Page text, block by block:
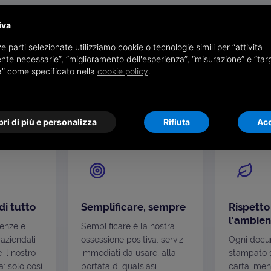
che guida ogni nostra
che si ritrovano in ogni soluzione che
tutto
e
il nostro
solo così
Semplificare, sempre
Semplificare è la nostra
ossessione positiva: servizi
immediati da usare, alla
portata di qualsiasi
Ogni
stampato
carta,
parti selezionate utilizziamo cookie o tecnologie simili per “attività
necessarie”, “miglioramento dell'esperienza”, “misurazione” e
come specificato nella cookie policy.
di più e personalizza Rifiuta